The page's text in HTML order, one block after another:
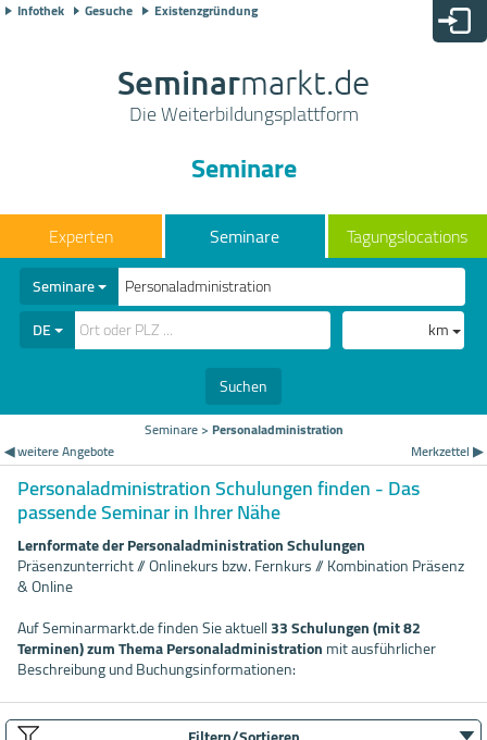
Infothek Gesuche Existenzgründung
Seminarmarkt.de
Die Weiterbildungsplattform
Seminare
Seminare Tagungslocations
Seminare
DE
km
Suchen
Seminare> Personaladministration
◀ weitere Angebote
Merkzettel ▶
Personaladministration Schulungen finden - Das
passende Seminar in Ihrer Nähe
Lernformate der Personaladministration Schulungen
Präsenzunterricht // Onlinekurs bzw. Fernkurs // Kombination Präsenz
& Online
Auf Seminarmarkt.de finden Sie aktuell33 Schulungen (mit 82
Terminen) zum Thema Personaladministrationmit ausführlicher
Beschreibung und Buchungsinformationen: